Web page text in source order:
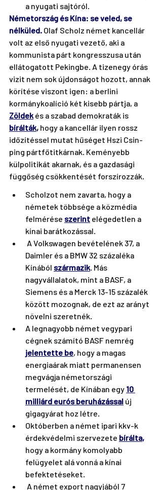
a nyugati sajtóról.
Németország és Kína: se veled, se
nélküled. Olaf Scholz német kancellár
volt az első nyugati vezető, aki a
kommunista párt kongresszusa után
ellátogatott Pekingbe. A tizenegy órás
vizit nem sok újdonságot hozott, annak
körítése viszont igen: a berlini
kormánykoalíció két kisebb pártja, a
Zöldek és a szabad demokraták is
bírálták, hogy a kancellár ilyen rossz
időzítéssel mutat hűséget Hszi Csin-
ping pártfőtitkárnak. Keményebb
külpolitikát akarnak, és a gazdasági
függőség csökkentését forszírozzák.
Scholzot nem zavarta, hogy a
németek többsége a közmédia
felmérése szerint elégedetlen a
kínai barátkozással.
Daimler és a BMW 32 százaléka
Kínából származik. Más
nagyvállalatok, mint a BASF, a
Siemens és a Merck 13-15 százalék
között mozognak, de ezt az arányt
növelni szeretnék.
A legnagyobb német vegypari
cégnek számító BASF nemrég
jelentette be, hogy a magas
energiaárak miatt permanensen
megvágja németországi
termelését, de Kínában egy 10
milliárd eurós beruházással új
gigagyárat hoz létre.
Októberben a német ipari kkv-k
érdekvédelmi szervezete bírálta,
hogy a kormány komolyabb
felügyelet alá vonná a kínai
befektetéseket.